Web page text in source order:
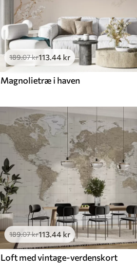
189.07kr113 .44 kr
Magnolietræ i haven
189.07kr113.44 kr
Loft med vintage-verdenskort